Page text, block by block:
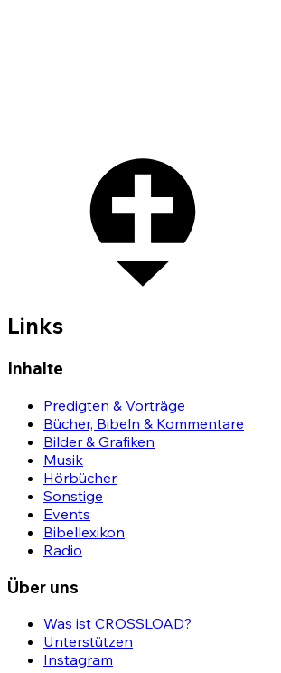
Links
Inhalte
Predigten & Vorträge
Bücher, Bibeln & Kommentare
Bilder & Grafiken
Musik
Hörbücher
Sonstige
Events
Bibellexikon
Radio
Über uns
Was ist CROSSLOAD?
Unterstützen
Instagram